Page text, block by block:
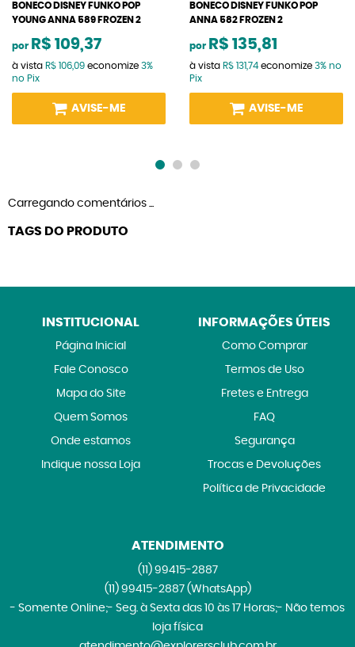
BONECO DISNEY FUNKO POP
YOUNG ANNA 589 FROZEN 2
por R$ 109,37
à vista R$ 106,09 economize 3%
no Pix
AVISE-ME
BONECO DISNEY FUNKO POP
ANNA 582 FROZEN 2
por R$ 135,81
à vista R$ 131,74economize 3% no
Pix
AVISE-ME
Carregando comentários ...
TAGS DO PRODUTO
INSTITUCIONAL
Página Inicial
Fale Conosco
Mapa do Site
Quem Somos
Onde estamos
Indique nossa Loja
INFORMAÇÕES ÚTEIS
Como Comprar
Termos de Uso
Fretes e Entrega
FAQ
Segurança
Trocas e Devoluções
Política de Privacidade
ATENDIMENTO
(11)99415-2887
(11)99415-2887 (WhatsApp)
- Somente Online;- Seg. à Sexta das 10 às 17 Horas;- Não temos
loja física